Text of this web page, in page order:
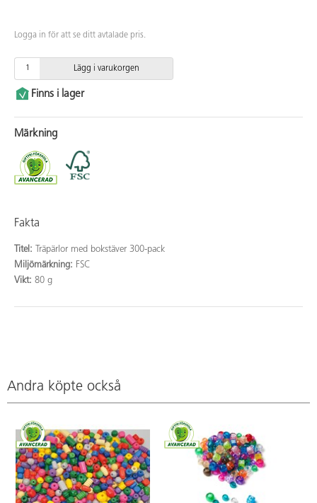
Logga in för att se ditt avtalade pris.
Lägg i varukorgen
Finns i lager
Märkning
Fakta
Titel:
Träpärlor med bokstäver 300-pack
Miljömärkning: FSC
Vikt: 80 g
Andra köpte också